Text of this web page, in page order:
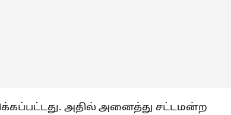
அதில் அனைத்து சட்டமன்ற